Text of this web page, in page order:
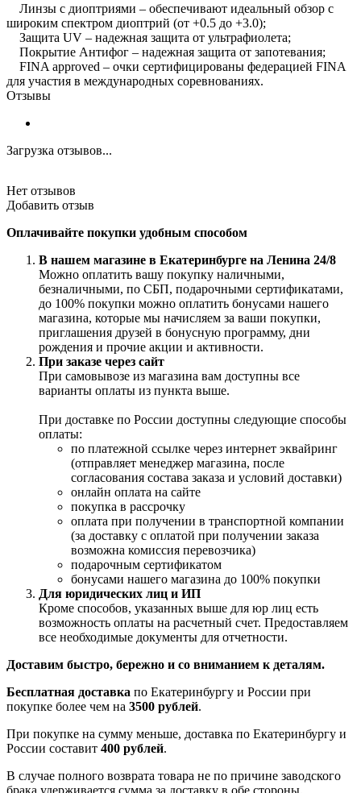
Линзы с диоптриями – обеспечивают идеальный обзор с
широким спектром диоптрий (от +0.5 до +3.0);
Защита UV – надежная защита от ультрафиолета;
Покрытие Антифог – надежная защита от запотевания;
FINA approved – очки сертифицированы федерацией FINA
для участия в международных соревнованиях.
Отзывы
Загрузка отзывов...
Нет отзывов
Добавить отзыв
Оплачивайте покупки удобным способом
В нашем магазине в Екатеринбурге на Ленина 24/8
Можно оплатить вашу покупку наличными,
безналичными, по СБП, подарочными сертификатами,
до 100% покупки можно оплатить бонусами нашего
магазина, которые мы начисляем за ваши покупки,
приглашения друзей в бонусную программу, дни
рождения и прочие акции и активности.
При заказе через сайт
При самовывозе из магазина вам доступны все
варианты оплаты из пункта выше.
При доставке по России доступны следующие способы
оплаты:
по платежной ссылке через интернет эквайринг
(отправляет менеджер магазина, после
согласования состава заказа и условий доставки)
онлайн оплата на сайте
покупка в рассрочку
оплата при получении в транспортной компании
(за доставку с оплатой при получении заказа
возможна комиссия перевозчика)
подарочным сертификатом
бонусами нашего магазина до 100% покупки
Для юридических лиц и ИП
Кроме способов, указанных выше для юр лиц есть
возможность оплаты на расчетный счет. Предоставляем
все необходимые документы для отчетности.
Доставим быстро, бережно и со вниманием к деталям.
Бесплатная доставка по Екатеринбургу и России при
покупке более чем на 3500 рублей.
При покупке на сумму меньше, доставка по Екатеринбургу и
России составит 400 рублей.
В случае полного возврата товара не по причине заводского
брака удерживается сумма за доставку в обе стороны.